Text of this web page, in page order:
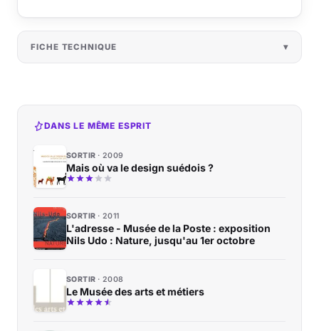
FICHE TECHNIQUE
DANS LE MÊME ESPRIT
SORTIR 2009
Mais où va le design suédois ?
SORTIR 2011
L'adresse - Musée de la Poste : exposition
Nils Udo : Nature, jusqu'au 1er octobre
SORTIR 2008
Le Musée des arts et métiers